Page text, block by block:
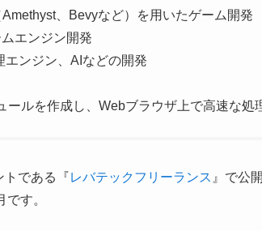
、Bevyなど）を用いたゲーム開発
エンジン開発
エンジン、AIなどの開発
ールを作成し、Webブラウザ上で高速な処
トである『レバテックフリーランス 』で公
す。